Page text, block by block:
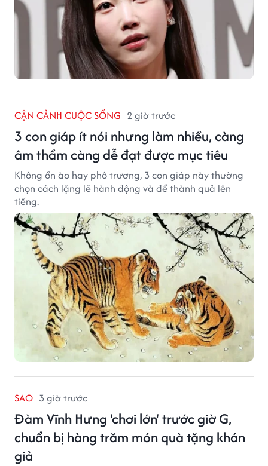
CẬN CẢNH CUỘC SỐNG 2 giờ trước
3 con giáp ít nói nhưng làm nhiều, càng
âm thầm càng dễ đạt được mục tiêu
Không ồn ào hay phô trương, 3 con giáp này thường
chọn cách lặng lẽ hành động và để thành quả lên
tiếng.
SAO 3 giờ trước
Đàm Vĩnh Hưng 'chơi lớn' trước giờ G,
chuẩn bị hàng trăm món quà tặng khán
giả